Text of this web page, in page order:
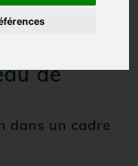
de
dans un cadre